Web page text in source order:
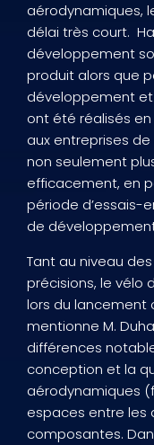
aérodynamiques,
délai très court.
développement
produit alors que
développement et
ont été réalisés
aux entreprises
non seulement
efficacement, en
période d’essais-
de
Tant au niveau
précisions, le vélo
lors du lancement
mentionne M.
différences
conception et la
aérodynamiques
espaces entre les
composantes.